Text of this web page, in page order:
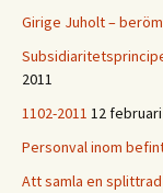
Girige Juholt –
2011
1102-2011 12 februari
Personval inom
Att samla en